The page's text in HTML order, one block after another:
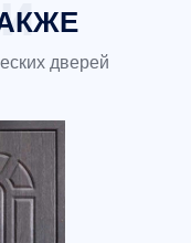
дверей